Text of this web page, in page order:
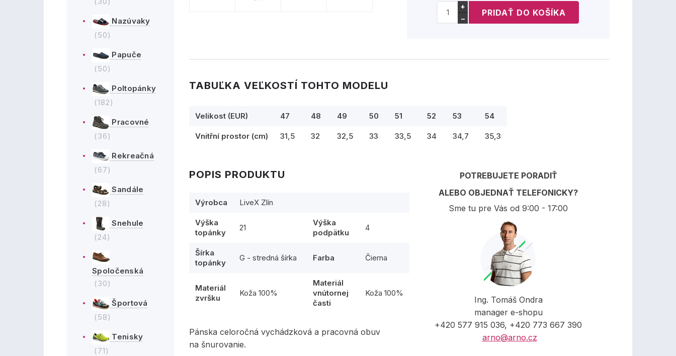
Nazúvaky
(50)
Papuče
(50)
Poltopánky
(182)
Pracovné
(36)
Rekreačná
(67)
Sandále
(28)
Snehule
(24)
Spoločenská
(30)
Športová
(58)
Tenisky
(71)
+
−
TABUĽKA VEĽKOSTÍ TOHTO MODELU
Velikost (EUR) 47 48 49 50 51 52 53 54
Vnitřní prostor (cm) 31,5 32 32,5 33 33,5 34 34,7 35,3
POPIS PRODUKTU
Výrobca LiveX Zlín
Výška
topánky
21
Výška
podpätku
4
Šírka
topánky
G - stredná šírka Farba Čierna
Materiál
zvršku
Koža 100%
Materiál
vnútornej
časti
Koža 100%
Pánska celoročná vychádzková a pracovná obuv
na šnurovanie.
POTREBUJETE PORADIŤ
ALEBO OBJEDNAŤ TELEFONICKY?
Sme tu pre Vás od 9:00 - 17:00
Ing. Tomáš Ondra
manager e-shopu
+420 577 915 036, +420 773 667 390
arno@arno.cz